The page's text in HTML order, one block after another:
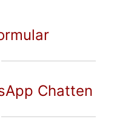
Chatten